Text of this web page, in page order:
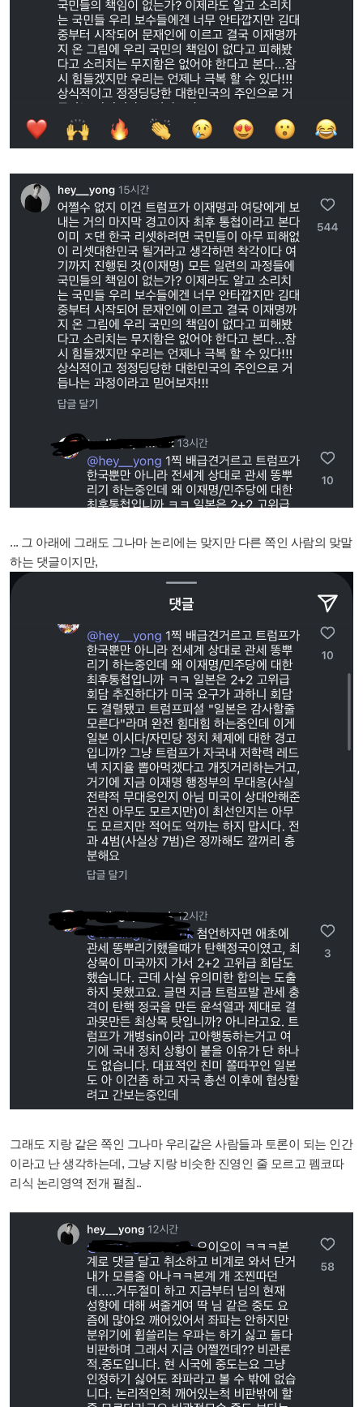
... 그 아래에 그래도 그나마 논리에는 맞지만 다른 쪽인 사람의 맞말
하는 댓글이지만,
그래도 지랑 같은 쪽인 그나마 우리같은 사람들과 토론이 되는 인간
이라고 난 생각하는데, 그냥 지랑 비슷한 진영인 줄 모르고 펨코따
리식 논리영역 전개 펼침..